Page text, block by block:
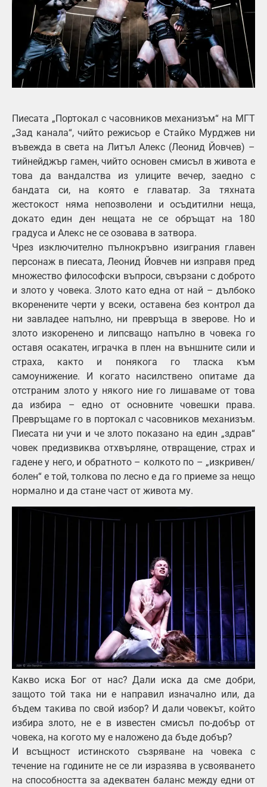
Пиесата „Портокал с часовников механизъм“ на МГТ
„Зад канала“, чийто режисьор е Стайко Мурджев ни
въвежда в света на Литъл Алекс (Леонид Йовчев) –
тийнейджър гамен, чийто основен смисъл в живота е
това да вандалства из улиците вечер, заедно с
бандата си, на която е главатар. За тяхната
жестокост няма непозволени и осъдитилни неща,
докато един ден нещата не се обръщат на 180
градуса и Алекс не се озовава в затвора.
Чрез изключително пълнокръвно изиграния главен
персонаж в пиесата, Леонид Йовчев ни изправя пред
множество философски въпроси, свързани с доброто
и злото у човека. Злото като една от най – дълбоко
вкоренените черти у всеки, оставена без контрол да
ни завладее напълно, ни превръща в зверове. Но и
злото изкоренено и липсващо напълно в човека го
оставя осакатен, играчка в плен на външните сили и
страха, както и понякога го тласка към
самоунижение. И когато насилствено опитаме да
отстраним злото у някого ние го лишаваме от това
да избира – едно от основните човешки права.
Превръщаме го в портокал с часовников механизъм.
Пиесата ни учи и че злото показано на един „здрав“
човек предизвиква отхвърляне, отвращение, страх и
гадене у него, и обратното – колкото по – „изкривен/
болен“ е той, толкова по лесно е да го приеме за нещо
нормално и да стане част от живота му.
Какво иска Бог от нас? Дали иска да сме добри,
защото той така ни е направил изначално или, да
бъдем такива по свой избор? И дали човекът, който
избира злото, не е в известен смисъл по-добър от
човека, на когото му е наложено да бъде добър?
И всъщност истинското съзряване на човека с
течение на годините не се ли изразява в усвояването
на способността за адекватен баланс между едни от